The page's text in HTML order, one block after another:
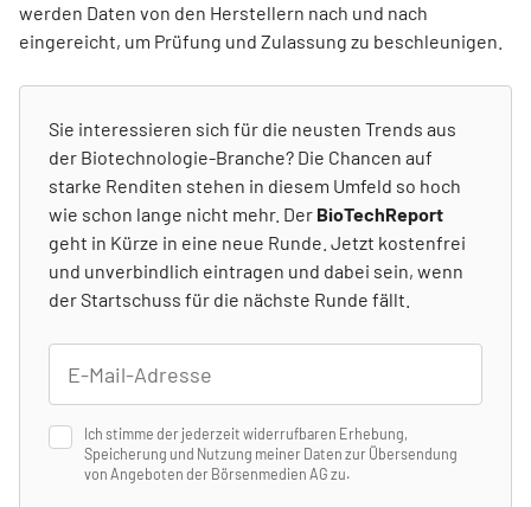
werden Daten von den Herstellern nach und nach
eingereicht, um Prüfung und Zulassung zu beschleunigen.
Sie interessieren sich für die neusten Trends aus
der Biotechnologie-Branche? Die Chancen auf
starke Renditen stehen in diesem Umfeld so hoch
wie schon lange nicht mehr. Der BioTechReport
geht in Kürze in eine neue Runde. Jetzt kostenfrei
und unverbindlich eintragen und dabei sein, wenn
der Startschuss für die nächste Runde fällt.
Ich stimme der jederzeit widerrufbaren Erhebung,
Speicherung und Nutzung meiner Daten zur Übersendung
von Angeboten der Börsenmedien AG zu.